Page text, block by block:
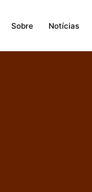
Sobre Notícias